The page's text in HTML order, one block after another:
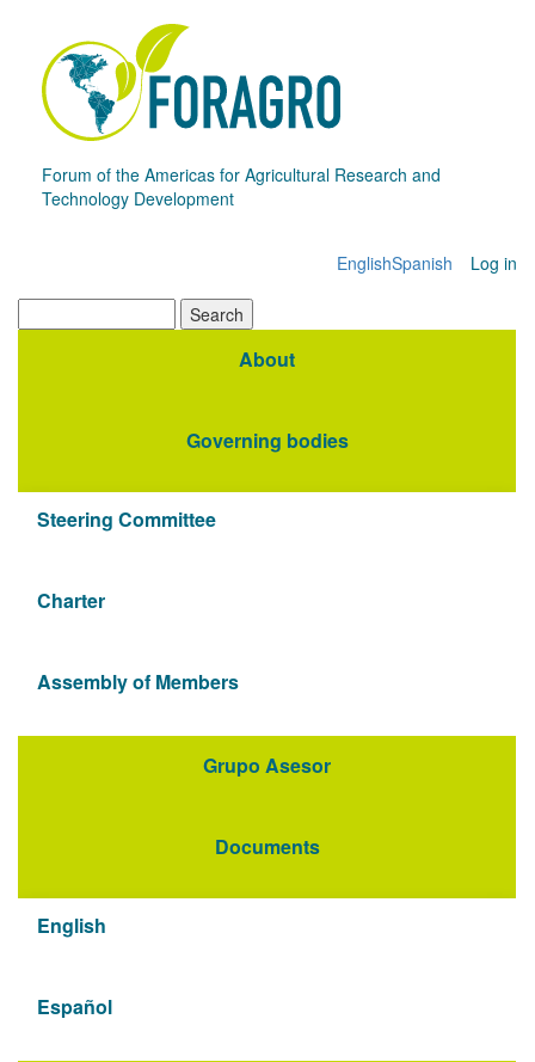
content
Forum of the Americas for Agricultural Research and
Technology Development
cuenta
Log in
Spanish
English
About
Governing bodies
Steering Committee
Charter
Assembly of Members
Grupo Asesor
Documents
English
Español